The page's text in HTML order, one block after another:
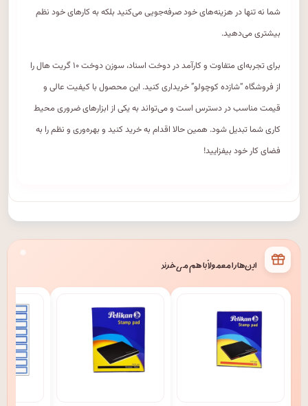
شما نه تنها در هزینه‌های خود صرفه‌جویی می‌کنید بلکه به کارهای خود نظم
بیشتری می‌دهید.
برای تجربه‌ای متفاوت و کارآمد در دوخت اسناد، سوزن دوخت ۱۰ گریت هال را
از فروشگاه “شازده کوچولو” خریداری کنید. این محصول با کیفیت عالی و
قیمت مناسب در دسترس است و می‌تواند به یکی از ابزارهای ضروری محیط
کاری شما تبدیل شود. همین حالا اقدام به خرید کنید و بهره‌وری و نظم را به
فضای کار خود بیفزایید!
این‌ها را معمولاً با هم می‌خرند